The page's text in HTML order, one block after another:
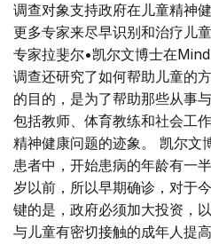
调查对象支持政府在儿童精神
更多专家来尽早识别和治疗儿
专家拉斐尔•凯尔文博士在
调查还研究了如何帮助儿童的
的目的，是为了帮助那些从事
包括教师、体育教练和社会工
精神健康问题的迹象。 凯尔文
患者中，开始患病的年龄有一
岁以前，所以早期确诊，对于
键的是，政府必须加大投资，
与儿童有密切接触的成年人提